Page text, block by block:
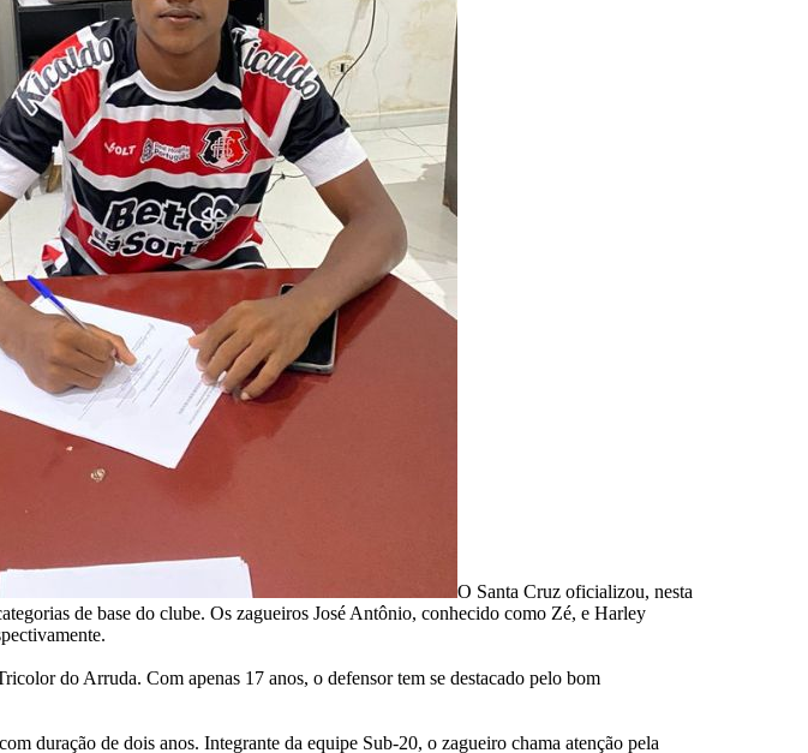
O Santa Cruz oficializou, nesta
de base do clube. Os zagueiros José Antônio, conhecido como Zé, e Harley
do Arruda. Com apenas 17 anos, o defensor tem se destacado pelo bom
duração de dois anos. Integrante da equipe Sub-20, o zagueiro chama atenção pela